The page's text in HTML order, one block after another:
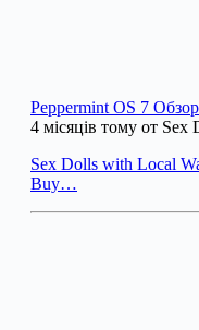
Peppermint OS 7
4 місяців тому от
Sex Dolls with Local
Buy…